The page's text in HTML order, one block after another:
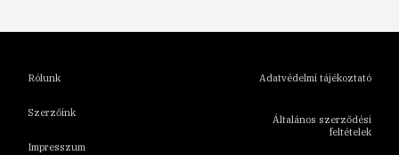
Rólunk
Szerzőink
Impresszum
Adatvédelmi tájékoztató
Általános szerződési
feltételek